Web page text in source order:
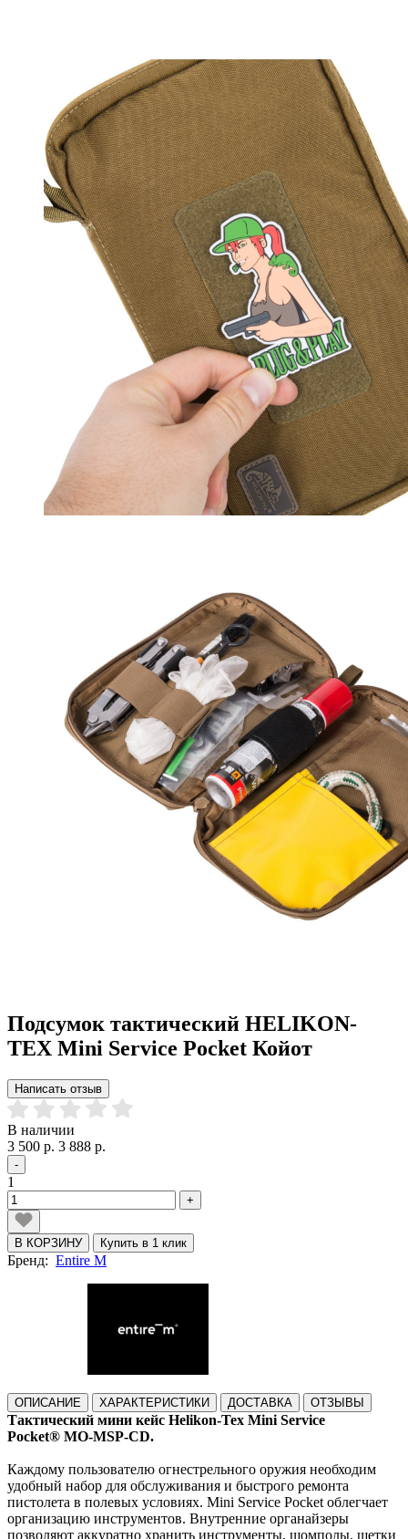
Подсумок тактический HELIKON-
TEX Mini Service Pocket Койот
Написать отзыв
В наличии
3 500 р. 3 888 р.
-
1
+
В КОРЗИНУ Купить в 1 клик
Бренд: Entire M
ОПИСАНИЕ ХАРАКТЕРИСТИКИ ДОСТАВКА ОТЗЫВЫ
Тактический мини кейс Helikon-Tex Mini Service
Pocket® MO-MSP-CD.
Каждому пользователю огнестрельного оружия необходим
удобный набор для обслуживания и быстрого ремонта
пистолета в полевых условиях. Mini Service Pocket облегчает
организацию инструментов. Внутренние органайзеры
позволяют аккуратно хранить инструменты, шомполы, щетки